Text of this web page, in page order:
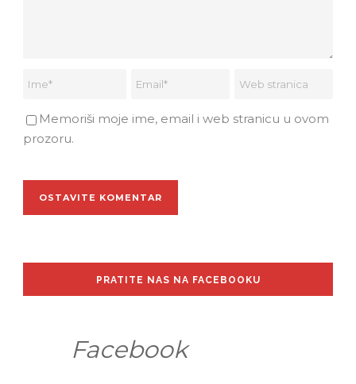
Memoriši moje ime, email i web stranicu u ovom
prozoru.
PRATITE NAS NA FACEBOOKU
Facebook